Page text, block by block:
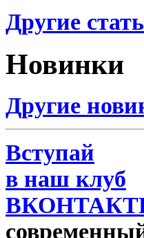
Другие
Новинки
Другие
Вступай
в наш клуб